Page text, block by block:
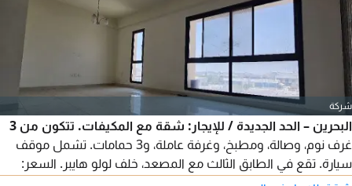
شركة
البحرين – الحد الجديدة / للإيجار: شقة مع المكيفات. تتكون من 3
غرف نوم، وصالة، ومطبخ، وغرفة عاملة، و3 حمامات. تشمل موقف
سيارة. تقع في الطابق الثالث مع المصعد، خلف لولو هايبر. السعر:
230 دينار (بدون الكهرباء) قابل للتفاوض. للتواصل عبر واتساب 973.